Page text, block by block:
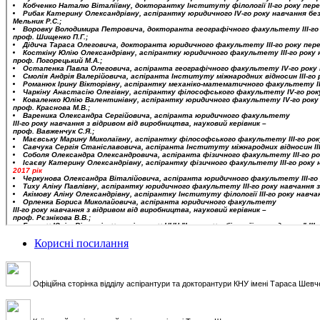
Корисні посилання
Офіційна сторінка відділу аспірантури та докторантури КНУ імені Тараса